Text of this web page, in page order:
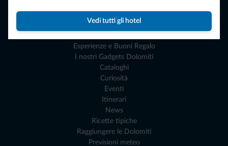
Vedi tutti gli hotel
Pianifica la vacanza
Esperienze e Buoni Regalo
I nostri Gadgets Dolomiti
Cataloghi
Curiosità
Eventi
Itinerari
News
Ricette tipiche
Raggiungere le Dolomiti
Previsioni meteo